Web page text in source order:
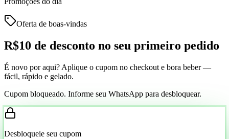
Oferta de boas-vindas
R$10 de desconto no seu primeiro pedido
É novo por aqui? Aplique o cupom no checkout e bora beber —
fácil, rápido e gelado.
Cupom bloqueado. Informe seu WhatsApp para desbloquear.
Desbloqueie seu cupom